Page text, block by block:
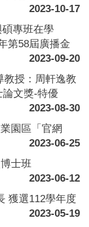
2023-10-17
專班在學
第58屆廣播金
2023-09-20
教授：周軒逸教
論文獎-特優
2023-08-30
園區「官網
2023-06-25
士班
2023-06-12
獲選112學年度
2023-05-19